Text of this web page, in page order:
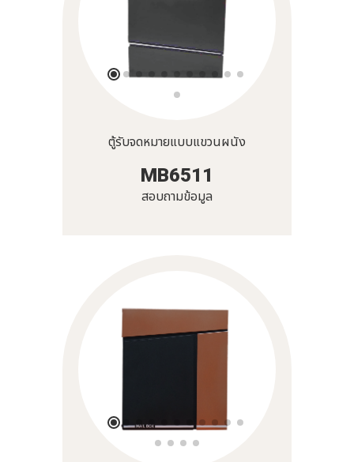
ตู้รับจดหมายแบบแขวนผนัง
MB6511
สอบถามข้อมูล